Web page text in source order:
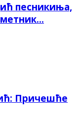
песникиња,
Причешће